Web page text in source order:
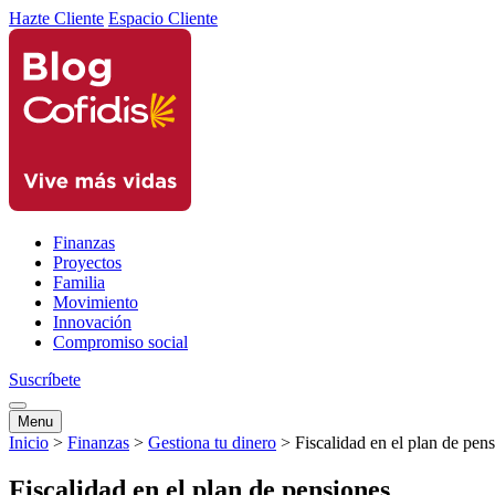
Hazte Cliente Espacio Cliente
Finanzas
Proyectos
Familia
Movimiento
Innovación
Compromiso social
Suscríbete
Menu
Inicio > Finanzas > Gestiona tu dinero > Fiscalidad en el plan de